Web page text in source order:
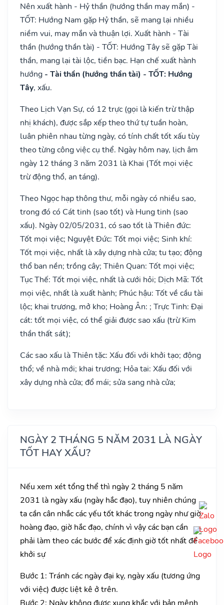
Nên xuất hành - Hỷ thần (hướng thần may mắn) -
TỐT: Hướng Nam gặp Hỷ thần, sẽ mang lại nhiều
niềm vui, may mắn và thuận lợi. Xuất hành - Tài
thần (hướng thần tài) - TỐT: Hướng Tây sẽ gặp Tài
thần, mang lại tài lộc, tiền bạc. Hạn chế xuất hành
hướng - Tài thần (hướng thần tài) - TỐT: Hướng
Tây, xấu.
Theo Lịch Vạn Sự, có 12 trực (gọi là kiến trừ thập
nhị khách), được sắp xếp theo thứ tự tuần hoàn,
luân phiên nhau từng ngày, có tính chất tốt xấu tùy
theo từng công việc cụ thể. Ngày hôm nay, lịch âm
ngày 12 tháng 3 năm 2031 là Khai (Tốt mọi việc
trừ động thổ, an táng).
Theo Ngọc hạp thông thư, mỗi ngày có nhiều sao,
trong đó có Cát tinh (sao tốt) và Hung tinh (sao
xấu). Ngày 02/05/2031, có sao tốt là Thiên đức:
Tốt mọi việc; Nguyệt Đức: Tốt mọi việc; Sinh khí:
Tốt mọi việc, nhất là xây dựng nhà cửa; tu tạo; động
thổ ban nền; trồng cây; Thiên Quan: Tốt mọi việc;
Tục Thế: Tốt mọi việc, nhất là cưới hỏi; Dịch Mã: Tốt
mọi việc, nhất là xuất hành; Phúc hậu: Tốt về cầu tài
lộc; khai trương, mở kho; Hoàng Ân: ; Trực Tinh: Đại
cát: tốt mọi việc, có thể giải được sao xấu (trừ Kim
thần thất sát);
Các sao xấu là Thiên tặc: Xấu đối với khởi tạo; động
thổ; về nhà mới; khai trương; Hỏa tai: Xấu đối với
xây dựng nhà cửa; đổ mái; sửa sang nhà cửa;
NGÀY 2 THÁNG 5 NĂM 2031 LÀ NGÀY
TỐT HAY XẤU?
Nếu xem xét tổng thể thì ngày 2 tháng 5 năm
2031 là ngày xấu (ngày hắc đạo), tuy nhiên chúng
ta cần cân nhắc các yếu tốt khác trong ngày như giờ
hoàng đạo, giờ hắc đạo, chính vì vậy các bạn cần
phải làm theo các bước để xác định giờ tốt nhất để
khởi sự
Bước 1: Tránh các ngày đại kỵ, ngày xấu (tương ứng
với việc) được liệt kê ở trên.